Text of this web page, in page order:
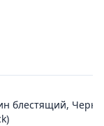
блестящий,